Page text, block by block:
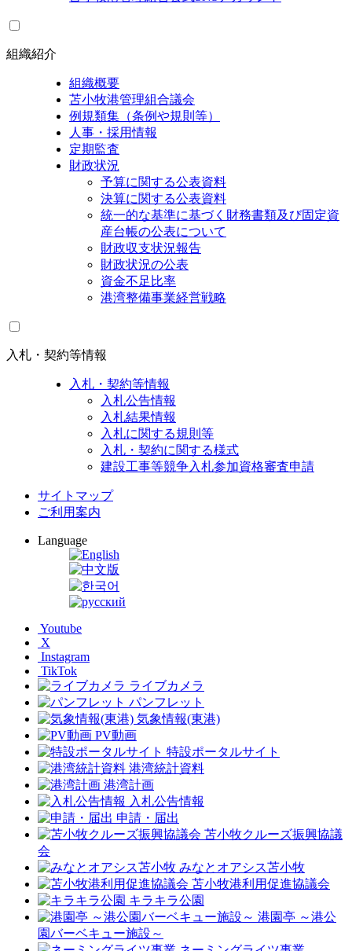
組織紹介
組織概要
苫小牧港管理組合議会
例規類集（条例や規則等）
人事・採用情報
定期監査
財政状況
予算に関する公表資料
決算に関する公表資料
統一的な基準に基づく財務書類及び固定資
産台帳の公表について
財政収支状況報告
財政状況の公表
資金不足比率
港湾整備事業経営戦略
入札・契約等情報
入札・契約等情報
入札公告情報
入札結果情報
入札に関する規則等
入札・契約に関する様式
建設工事等競争入札参加資格審査申請
サイトマップ
ご利用案内
Language
Youtube
X
Instagram
TikTok
ライブカメラ
パンフレット
気象情報(東港)
PV動画
特設ポータルサイト
港湾統計資料
港湾計画
入札公告情報
申請・届出
苫小牧クルーズ振興協議
会
みなとオアシス苫小牧
苫小牧港利用促進協議会
キラキラ公園
港園亭 ～港公
園バーベキュー施設～